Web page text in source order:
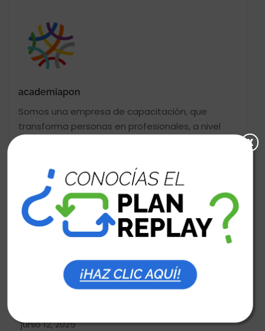
academiapon
Somos una empresa de capacitación, que
transforma personas en profesionales, a nivel
academia pueda insertarse en el ámbito laboral,
con competencias sólidas y conocimientos
prácticos actualizados, con la capacidad de
tomar decisiones, resolver problemas con
criterios efectivos y agregar valor a la
Publicación anterior
junio 12, 2025
x